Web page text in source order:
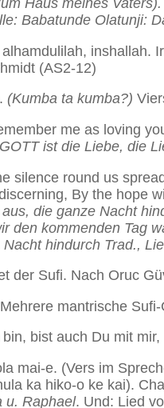
Haus meines
Babatunde Olatunji:
alhamdulilah, inshallah.
(AS2-12)
(Kumba ta kumba?)
me as loving
ist die Liebe, die
silence round us
By the hope
die ganze Nacht
den kommenden Tag
hindurch Trad.,
der Sufi. Nach Oruc
Mehrere mantrische
bist auch Du mit
mai-e. (Vers im
ka hiko-o ke kai).
u. Raphael. Und: Lied